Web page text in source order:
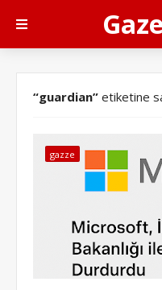
guardian etiketine
gazze